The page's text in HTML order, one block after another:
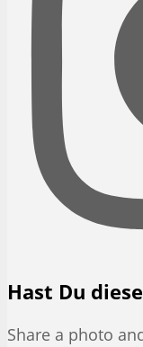
Hast Du
Share a photo